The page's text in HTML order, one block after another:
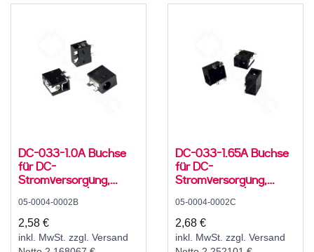
DC-033-1.0A Buchse
für DC-
Stromversorgung,
SMD, für 3,5 / 1,1 mm
Hohlstecker, 30 V, 500
mA, 90°, -20..70 °C
05-0004-0002B
2,58 €
inkl. MwSt. zzgl. Versand
DC-033-1.65A Buchse
für DC-
Stromversorgung,
SMD, für 3,5 / 1,7 mm
Hohlstecker, 30 V, 500
mA, 90°, -20..70 °C
05-0004-0002C
2,68 €
inkl. MwSt. zzgl. Versand